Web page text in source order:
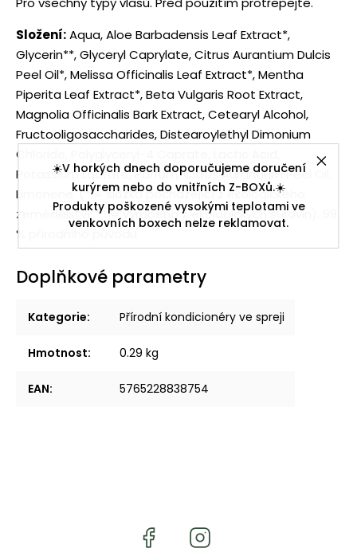
☀️V horkých dnech doporučujeme doručení
kurýrem nebo do vnitřních Z-BOXů.☀️
Produkty poškozené vysokými teplotami ve
venkovních boxech nelze reklamovat.
Složení:Aqua, Aloe Barbadensis Leaf Extract*,
Glycerin**, Glyceryl Caprylate, Citrus Aurantium Dulcis
Peel Oil*, Melissa Officinalis Leaf Extract*, Mentha
Piperita Leaf Extract*, Beta Vulgaris Root Extract,
Magnolia Officinalis Bark Extract, Cetearyl Alcohol,
Fructooligosaccharides, Distearoylethyl Dimonium
Chloride, Polyglyceryl-4 Caprate, Lactic Acid,
Potassium Lactate, Parfum, Citrus Aurantium Peel Oil,
Limonene.(* = složka pocházející z ekologického
zemědělství, ** = vyrobeno z ekologických surovin). 99
% přírodního původu.
Doplňkové parametry
Kategorie: Přírodní kondicionéry ve spreji
Hmotnost: 0.29 kg
EAN: 5765228838754